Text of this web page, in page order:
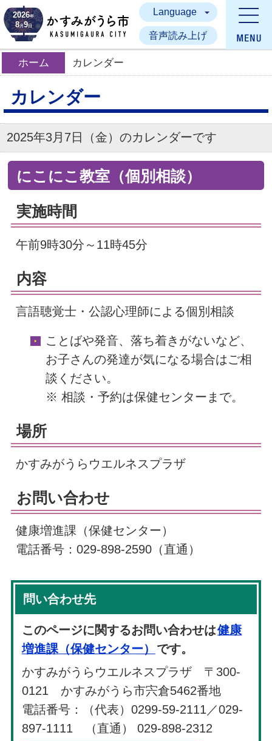
かすみがうら市
2026年
8月9日
Language
音声読み上げ
ホーム カレンダー
カレンダー
2025年3月7日（金）のカレンダーです
にこにこ教室（個別相談）
実施時間
午前9時30分～11時45分
内容
言語聴覚士・公認心理師による個別相談
ことばや発音、落ち着きがないなど、
お子さんの発達が気になる場合はご相
談ください。
※ 相談・予約は保健センターまで。
場所
かすみがうらウエルネスプラザ
お問い合わせ
健康増進課（保健センター）
電話番号：029-898-2590（直通）
問い合わせ先
このページに関するお問い合わせは健康
増進課（保健センター）
です。
かすみがうらウエルネスプラザ 〒300-
0121 かすみがうら市宍倉5462番地
電話番号：（代表）0299-59-2111／029-
897-1111 （直通） 029-898-2312